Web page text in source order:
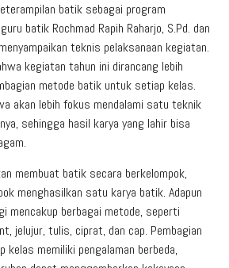
batik sebagai program
batik Rochmad Rapih Raharjo, S.Pd. dan
teknis pelaksanaan kegiatan.
kegiatan tahun ini dirancang lebih
metode batik untuk setiap kelas.
akan lebih fokus mendalami satu teknik
sehingga hasil karya yang lahir bisa
membuat batik secara berkelompok,
menghasilkan satu karya batik. Adapun
mencakup berbagai metode, seperti
jelujur, tulis, ciprat, dan cap. Pembagian
kelas memiliki pengalaman berbeda,